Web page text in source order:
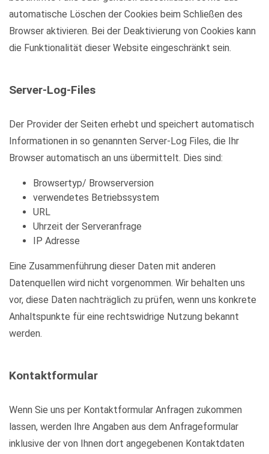
automatische Löschen der Cookies beim Schließen des
Browser aktivieren. Bei der Deaktivierung von Cookies kann
die Funktionalität dieser Website eingeschränkt sein.
Server-Log-Files
Der Provider der Seiten erhebt und speichert automatisch
Informationen in so genannten Server-Log Files, die Ihr
Browser automatisch an uns übermittelt. Dies sind:
Browsertyp/ Browserversion
verwendetes Betriebssystem
URL
Uhrzeit der Serveranfrage
IP Adresse
Eine Zusammenführung dieser Daten mit anderen
Datenquellen wird nicht vorgenommen. Wir behalten uns
vor, diese Daten nachträglich zu prüfen, wenn uns konkrete
Anhaltspunkte für eine rechtswidrige Nutzung bekannt
werden.
Kontaktformular
Wenn Sie uns per Kontaktformular Anfragen zukommen
lassen, werden Ihre Angaben aus dem Anfrageformular
inklusive der von Ihnen dort angegebenen Kontaktdaten